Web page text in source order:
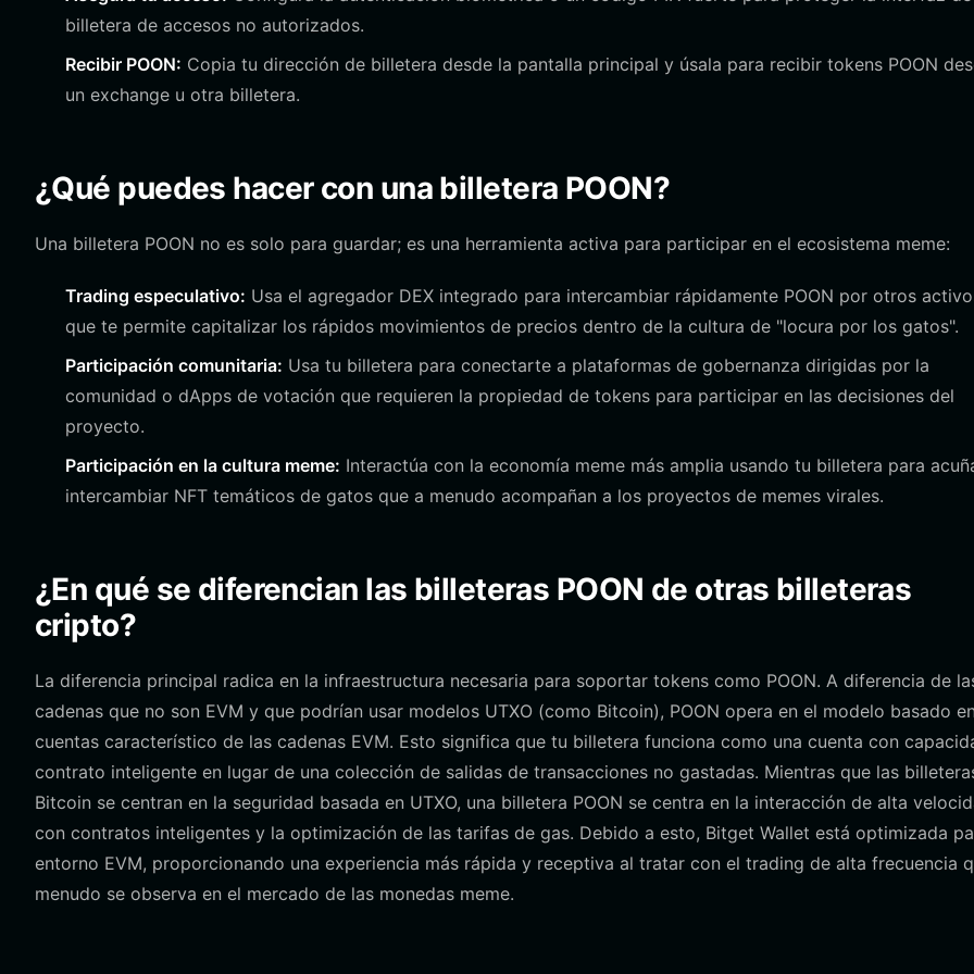
billetera de accesos no autorizados.
Recibir POON: Copia tu dirección de billetera desde la pantalla principal y úsala para recibir tokens POON
un exchange u otra billetera.
¿Qué puedes hacer con una billetera POON?
Una billetera POON no es solo para guardar; es una herramienta activa para participar en el ecosistema meme:
Trading especulativo: Usa el agregador DEX integrado para intercambiar rápidamente POON por otros
que te permite capitalizar los rápidos movimientos de precios dentro de la cultura de "locura por los gatos".
Participación comunitaria: Usa tu billetera para conectarte a plataformas de gobernanza dirigidas por la
comunidad o dApps de votación que requieren la propiedad de tokens para participar en las decisiones del
proyecto.
Participación en la cultura meme: Interactúa con la economía meme más amplia usando tu billetera para
intercambiar NFT temáticos de gatos que a menudo acompañan a los proyectos de memes virales.
¿En qué se diferencian las billeteras POON de otras billeteras
cripto?
La diferencia principal radica en la infraestructura necesaria para soportar tokens como POON. A diferencia de
cadenas que no son EVM y que podrían usar modelos UTXO (como Bitcoin), POON opera en el modelo basado en
cuentas característico de las cadenas EVM. Esto significa que tu billetera funciona como una cuenta con
contrato inteligente en lugar de una colección de salidas de transacciones no gastadas. Mientras que las
Bitcoin se centran en la seguridad basada en UTXO, una billetera POON se centra en la interacción de alta
con contratos inteligentes y la optimización de las tarifas de gas. Debido a esto, Bitget Wallet está optimizada
entorno EVM, proporcionando una experiencia más rápida y receptiva al tratar con el trading de alta frecuencia
menudo se observa en el mercado de las monedas meme.